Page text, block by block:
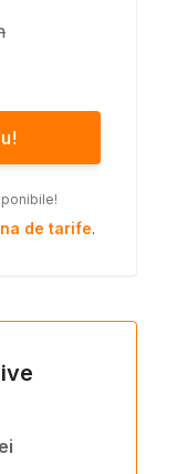
de tarife.